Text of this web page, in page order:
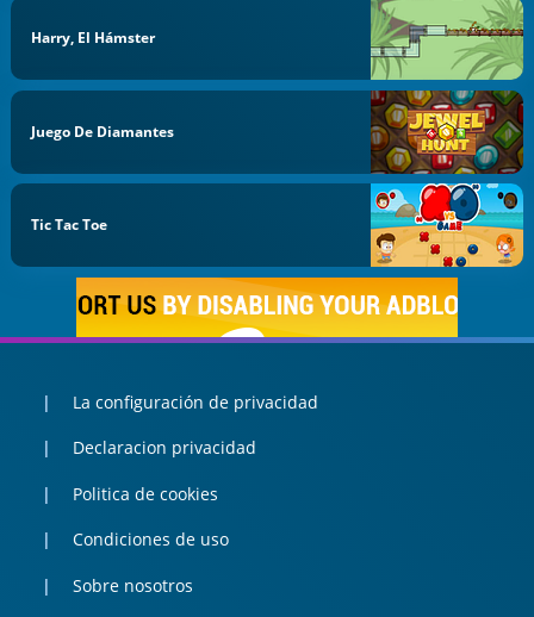
Harry, El Hámster
Juego De Diamantes
Tic Tac Toe
La configuración de privacidad
Declaracion privacidad
Politica de cookies
Condiciones de uso
Sobre nosotros